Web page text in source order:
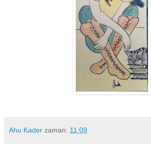
Ahu Kader zaman: 11:09